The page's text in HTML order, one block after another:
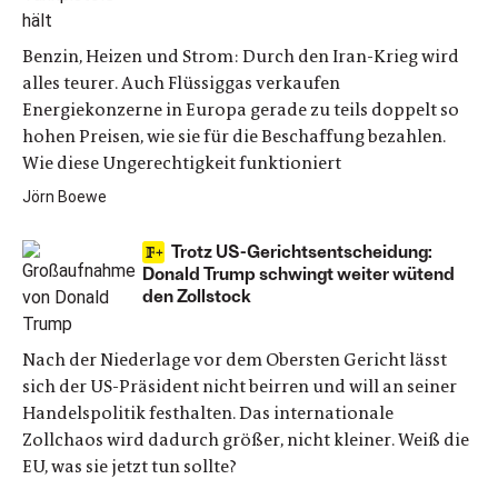
Benzin, Heizen und Strom: Durch den Iran-Krieg wird
alles teurer. Auch Flüssiggas verkaufen
Energiekonzerne in Europa gerade zu teils doppelt so
hohen Preisen, wie sie für die Beschaffung bezahlen.
Wie diese Ungerechtigkeit funktioniert
Jörn Boewe
Trotz US-Gerichtsentscheidung:
Donald Trump schwingt weiter wütend
den Zollstock
Nach der Niederlage vor dem Obersten Gericht lässt
sich der US-Präsident nicht beirren und will an seiner
Handelspolitik festhalten. Das internationale
Zollchaos wird dadurch größer, nicht kleiner. Weiß die
EU, was sie jetzt tun sollte?